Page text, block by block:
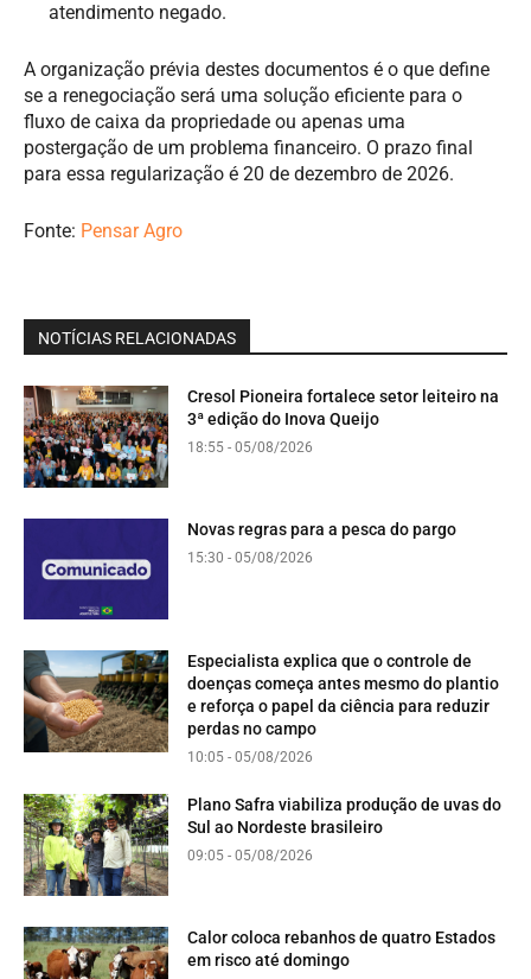
atendimento negado.
A organização prévia destes documentos é o que define
se a renegociação será uma solução eficiente para o
fluxo de caixa da propriedade ou apenas uma
postergação de um problema financeiro. O prazo final
para essa regularização é 20 de dezembro de 2026.
Fonte: Pensar Agro
NOTÍCIAS RELACIONADAS
Cresol Pioneira fortalece setor leiteiro na
3ª edição do Inova Queijo
18:55 - 05/08/2026
Novas regras para a pesca do pargo
15:30 - 05/08/2026
Especialista explica que o controle de
doenças começa antes mesmo do plantio
e reforça o papel da ciência para reduzir
perdas no campo
10:05 - 05/08/2026
Plano Safra viabiliza produção de uvas do
Sul ao Nordeste brasileiro
09:05 - 05/08/2026
Calor coloca rebanhos de quatro Estados
em risco até domingo